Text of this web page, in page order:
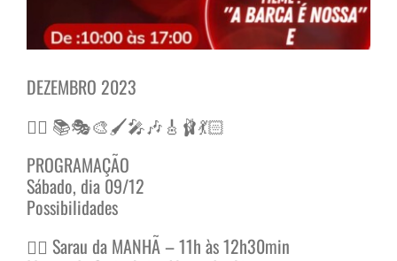
DEZEMBRO 2023
✍🏻 📚🎭🎨🖌️🎤🎶🎸🩰💃🏻
PROGRAMAÇÃO
Sábado, dia 09/12
Possibilidades
👉🏼 Sarau da MANHÃ – 11h às 12h30min